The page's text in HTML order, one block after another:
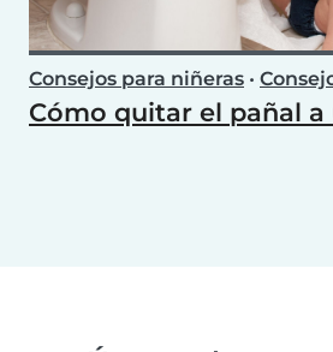
Consejos para niñeras •
Cómo quitar el pañal a